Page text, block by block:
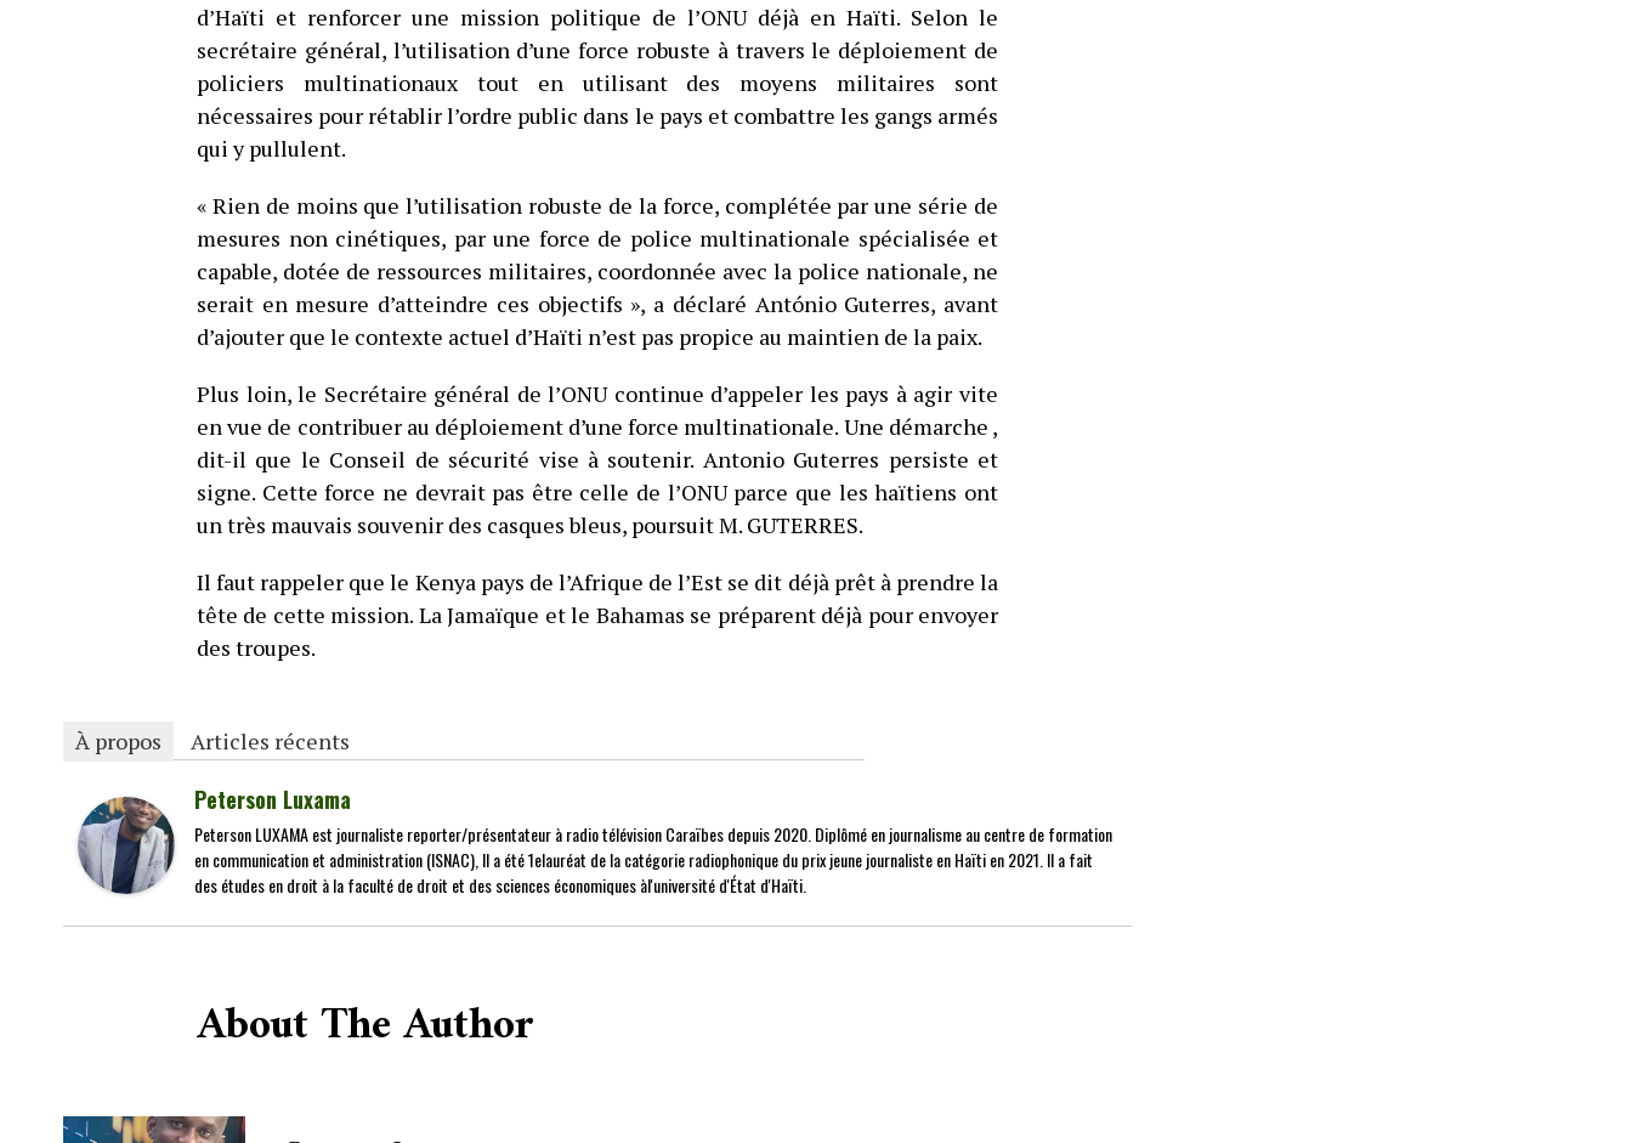
d’Haïti et renforcer une mission politique de l’ONU déjà en Haïti. Selon le
secrétaire général, l’utilisation d’une force robuste à travers le déploiement de
policiers multinationaux tout en utilisant des moyens militaires sont
nécessaires pour rétablir l’ordre public dans le pays et combattre les gangs armés
qui y pullulent.
« Rien de moins que l’utilisation robuste de la force, complétée par une série de
mesures non cinétiques, par une force de police multinationale spécialisée et
capable, dotée de ressources militaires, coordonnée avec la police nationale, ne
serait en mesure d’atteindre ces objectifs », a déclaré António Guterres, avant
d’ajouter que le contexte actuel d’Haïti n’est pas propice au maintien de la paix.
Plus loin, le Secrétaire général de l’ONU continue d’appeler les pays à agir vite
en vue de contribuer au déploiement d’une force multinationale. Une démarche ,
dit-il que le Conseil de sécurité vise à soutenir. Antonio Guterres persiste et
signe. Cette force ne devrait pas être celle de l’ONU parce que les haïtiens ont
un très mauvais souvenir des casques bleus, poursuit M. GUTERRES.
Il faut rappeler que le Kenya pays de l’Afrique de l’Est se dit déjà prêt à prendre la
tête de cette mission. La Jamaïque et le Bahamas se préparent déjà pour envoyer
des troupes.
À propos Articles récents
Peterson Luxama
Peterson LUXAMA est journaliste reporter/présentateur à radio télévision Caraïbes depuis 2020. Diplômé en journalisme au centre de formation
en communication et administration (ISNAC), Il a été 1elauréat de la catégorie radiophonique du prix jeune journaliste en Haïti en 2021. Il a fait
des études en droit à la faculté de droit et des sciences économiques àl'université d'État d'Haïti.
About The Author